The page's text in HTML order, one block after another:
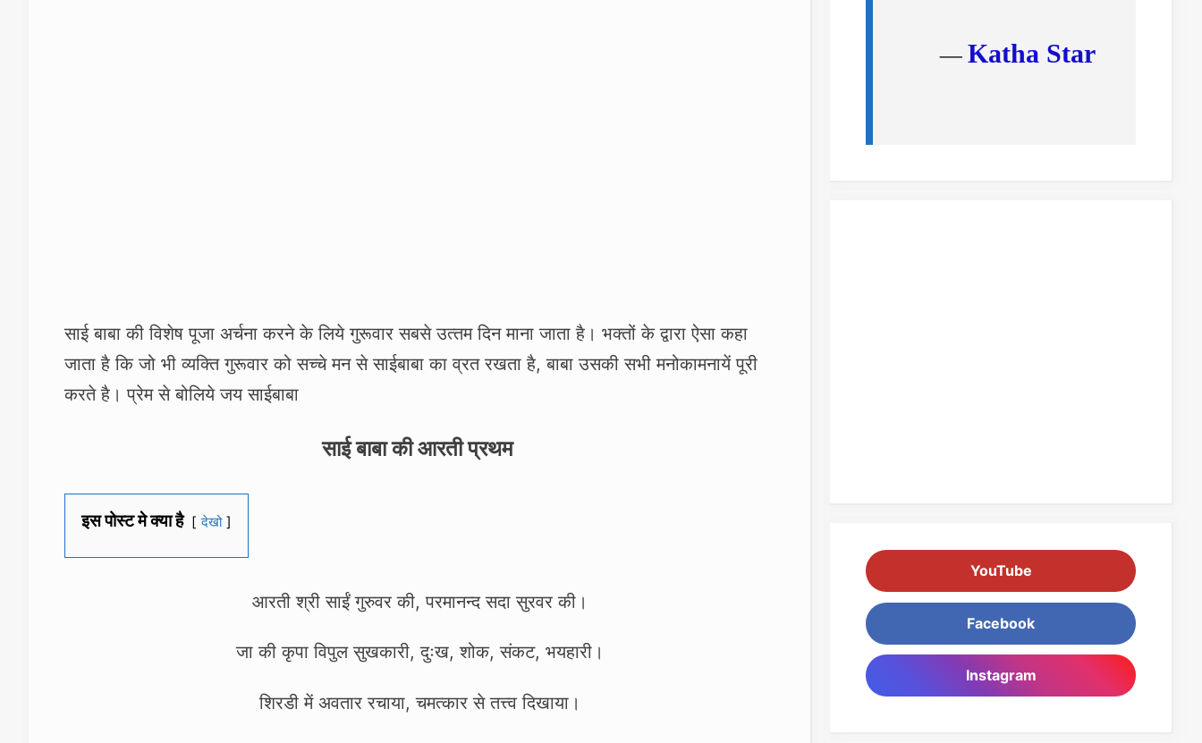
साई बाबा की विशेष पूजा अर्चना करने के लिये गुरूवार सबसे उत्‍तम दिन माना जाता है। भक्‍तों के द्वारा ऐसा कहा
जाता है कि जो भी व्‍यक्ति गुरूवार को सच्‍चे मन से साईबाबा का व्रत रखता है, बाबा उसकी सभी मनोकामनायें पूरी
करते है। प्रेम से बोलिये जय साईबाबा
साई बाबा की आरती प्रथम
इस पोस्ट मे क्या है देखो
आरती श्री साईं गुरुवर की, परमानन्द सदा सुरवर की।
जा की कृपा विपुल सुखकारी, दुःख, शोक, संकट, भयहारी।
शिरडी में अवतार रचाया, चमत्कार से तत्त्व दिखाया।
— Katha Star
YouTube
Facebook
Instagram